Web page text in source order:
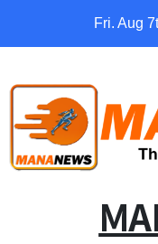
Fri. Aug